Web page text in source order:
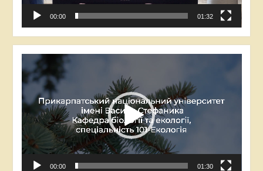
00:00 01:32
Відеопрогравач
00:00 01:30